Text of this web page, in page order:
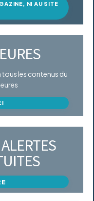
NI AU SITE
tous les contenus du